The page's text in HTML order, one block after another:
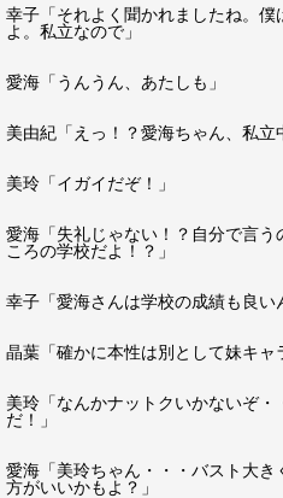
幸子「それよく聞かれましたね。
よ。私立なので」
愛海「うんうん、あたしも」
美由紀「えっ！？愛海ちゃん、私立
美玲「イガイだぞ！」
愛海「失礼じゃない！？自分で言う
ころの学校だよ！？」
幸子「愛海さんは学校の成績も良い
晶葉「確かに本性は別として妹キャ
美玲「なんかナットクいかないぞ
だ！」
愛海「美玲ちゃん・・・バスト大
方がいいかもよ？」